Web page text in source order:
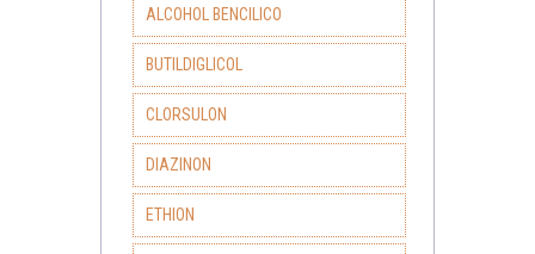
ALCOHOL BENCILICO
BUTILDIGLICOL
CLORSULON
DIAZINON
ETHION